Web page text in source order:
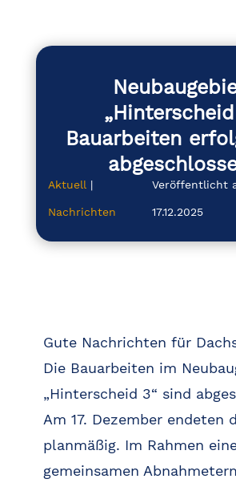
Bauarbeiten
Aktuell|
Nachrichten
Veröffentlicht
17.12.2025
Gute Nachrichten für
Die Bauarbeiten im
„Hinterscheid 3“ sind
Am 17. Dezember endeten
planmäßig. Im Rahmen
gemeinsamen